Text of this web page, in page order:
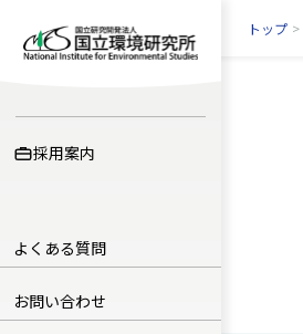
採用案内
よくある質問
お問い合わせ
トップ >